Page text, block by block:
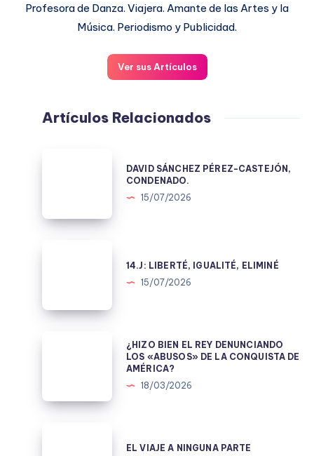
Profesora de Danza. Viajera. Amante de las Artes y la
Música. Periodismo y Publicidad.
Ver sus Artículos
Artículos Relacionados
CONDENADO.
DAVID SÁNCHEZ PÉREZ-CASTEJÓN,
CONDENADO.
15/07/2026
14.J: LIBERTÉ, IGUALITÉ, ELIMINÉ
15/07/2026
DENUNCIANDO
¿HIZO BIEN EL REY DENUNCIANDO
LOS «ABUSOS» DE LA CONQUISTA DE
AMÉRICA?
18/03/2026
EL VIAJE A NINGUNA PARTE